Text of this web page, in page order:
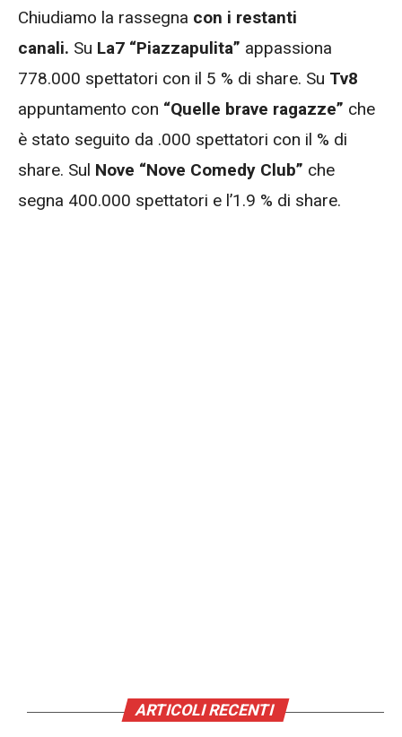
Chiudiamo la rassegna con i restanti
canali. Su La7 “Piazzapulita” appassiona
778.000 spettatori con il 5 % di share. Su Tv8
appuntamento con “Quelle brave ragazze” che
è stato seguito da .000 spettatori con il % di
share. Sul Nove “Nove Comedy Club” che
segna 400.000 spettatori e l’1.9 % di share.
ARTICOLI RECENTI